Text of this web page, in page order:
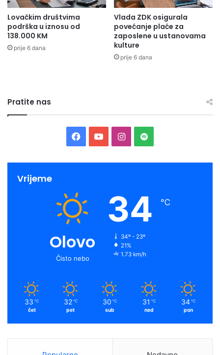
Lovačkim društvima
podrška u iznosu od
138.000 KM
prije 6 dana
Vlada ZDK osigurala
povećanje plaće za
zaposlene u ustanovama
kulture
prije 6 dana
Pratite nas
Facebook
YouTubeInstagram
Spotify
Vrijeme
Olovo
Čisto nebo
34 ℃
34º - 23º
21%
1.73 km/h
33 ℃
čet
32 ℃
pet
30 ℃
sub
31 ℃
ned
34 ℃
pon